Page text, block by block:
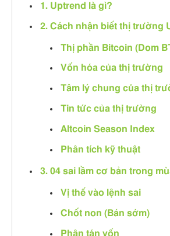
1. Uptrend là gì?
2. Cách nhận biết thị trường
Thị phần Bitcoin (Dom
Vốn hóa của thị trường
Tâm lý chung của thị
Tin tức của thị trường
Altcoin Season Index
Phân tích kỹ thuật
3. 04 sai lầm cơ bản trong
Vị thế vào lệnh sai
Chốt non (Bán sớm)
Phân tán vốn